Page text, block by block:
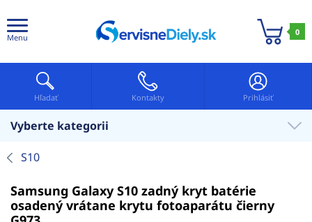
Menu
0
Hľadať Kontakty Prihlásiť
Vyberte kategorii
S10
Samsung Galaxy S10 zadný kryt batérie
osadený vrátane krytu fotoaparátu čierny